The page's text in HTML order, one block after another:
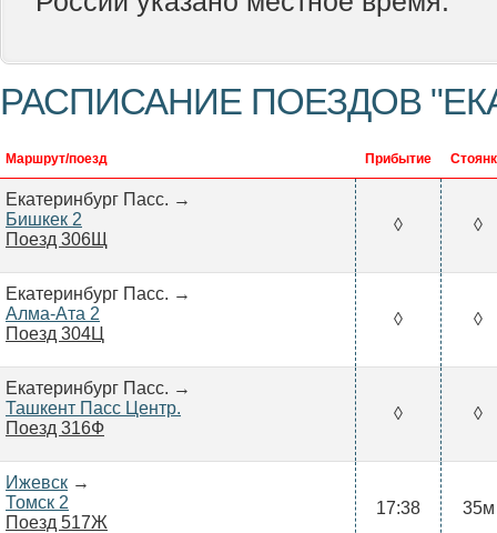
РАСПИСАНИЕ ПОЕЗДОВ
Маршрут/поезд Прибытие
Екатеринбург Пасс. →
Бишкек 2
Поезд 306Щ
◊ ◊
Екатеринбург Пасс. →
Алма-Ата 2
Поезд 304Ц
◊ ◊
Екатеринбург Пасс. →
Ташкент Пасс Центр.
Поезд 316Ф
◊ ◊
Ижевск →
Томск 2
Поезд 517Ж
17:38 35м